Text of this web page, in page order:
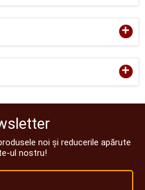
+
+
noi și reducerile apărute
ul nostru!